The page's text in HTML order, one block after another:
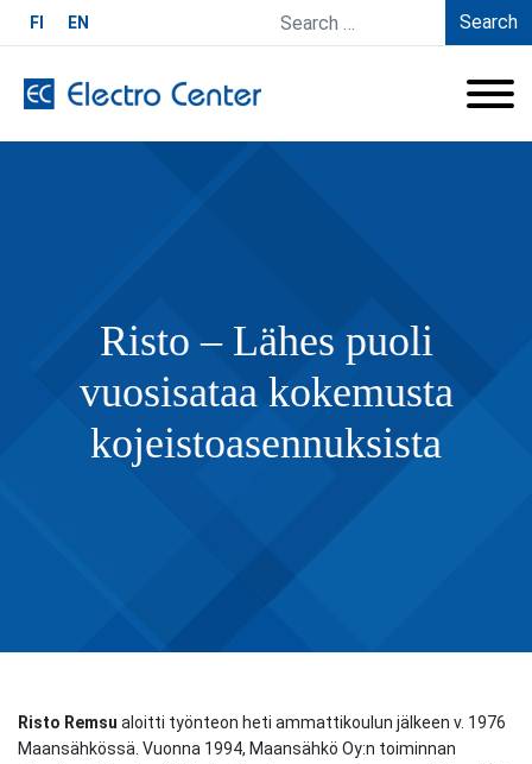
FI EN
Search
Risto – Lähes puoli
vuosisataa kokemusta
kojeistoasennuksista
Risto Remsu aloitti työnteon heti ammattikoulun jälkeen v. 1976
Maansähkössä. Vuonna 1994, Maansähkö Oy:n toiminnan